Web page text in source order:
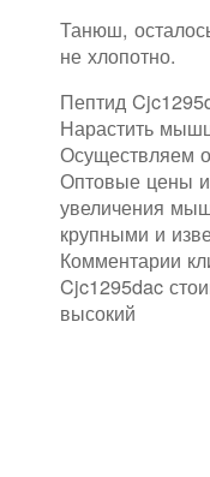
Танюш,
не хлопотно.
Пептид
Нарастить
Осуществляем
Оптовые цены
увеличения
крупными и
Комментарии
Cjc1295dac
высокий